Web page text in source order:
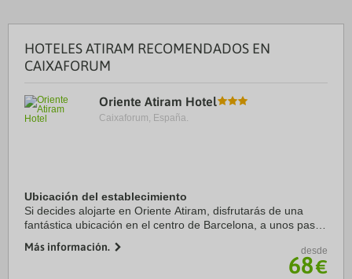
HOTELES ATIRAM RECOMENDADOS EN
CAIXAFORUM
Oriente Atiram Hotel
Caixaforum, España.
Ubicación del establecimiento
Si decides alojarte en Oriente Atiram, disfrutarás de una
fantástica ubicación en el centro de Barcelona, a unos pasos
Además, este hotel se ...
Más información. desde
68€